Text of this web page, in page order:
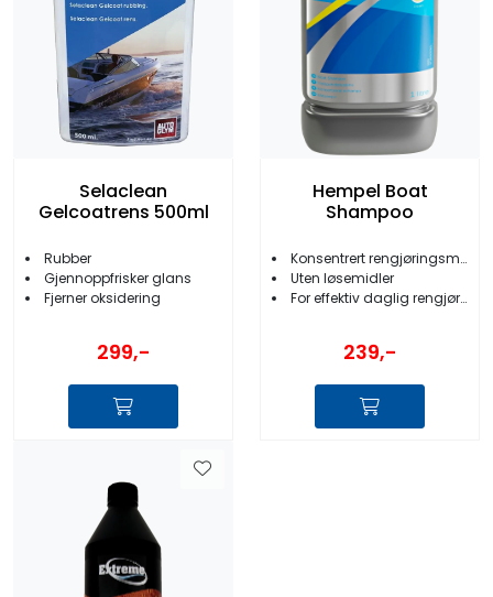
Selaclean
Gelcoatrens 500ml
Rubber
Gjennoppfrisker glans
Fjerner oksidering
299,-
Hempel Boat
Shampoo
Konsentrert rengjøringsmiddel
Uten løsemidler
For effektiv daglig rengjøring
239,-